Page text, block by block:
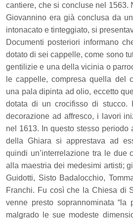
cantiere, che si concluse nel 1563.
Giovannino era già conclusa da
intonacato e tinteggiato, si
Documenti posteriori informano
dotato di sei cappelle, come sono
gentilizie e una della vicinia o
le cappelle, compresa quella del
una pala dipinta ad olio, eccetto
dotata di un crocifisso di stucco.
decorazione ad affresco, i lavori
nel 1613. In questo stesso periodo
della Ghiara si apprestava ad
quindi un’interrelazione tra le due
alla maestria dei medesimi artisti;
Guidotti, Sisto Badalocchio,
Franchi. Fu così che la Chiesa di
venne presto soprannominata “la
malgrado le sue modeste